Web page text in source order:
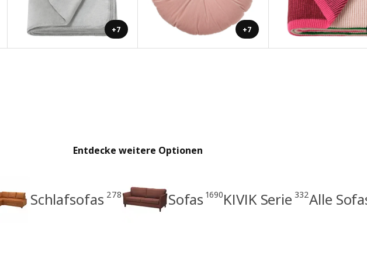
+7 +7
Entdecke weitere Optionen
Schlafsofas 278 Sofas 1690KIVIK Serie 332Alle